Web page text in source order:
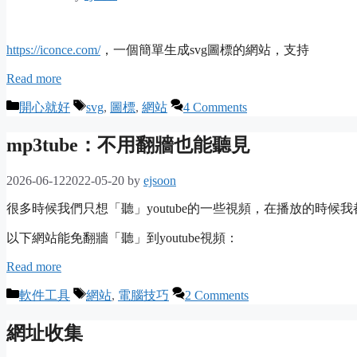
https://iconce.com/，一個簡單生成svg圖標的網站，支持
Read more
Categories
開心就好 Tags
svg, 圖標, 網站 4 Comments
mp3tube：不用翻牆也能聽見
2026-06-122022-05-20 by ejsoon
很多時候我們只想「聽」youtube的一些視頻，在播放的時候我
以下網站能免翻牆「聽」到youtube視頻：
Read more
Categories
軟件工具 Tags
網站, 電腦技巧 2 Comments
網址收集